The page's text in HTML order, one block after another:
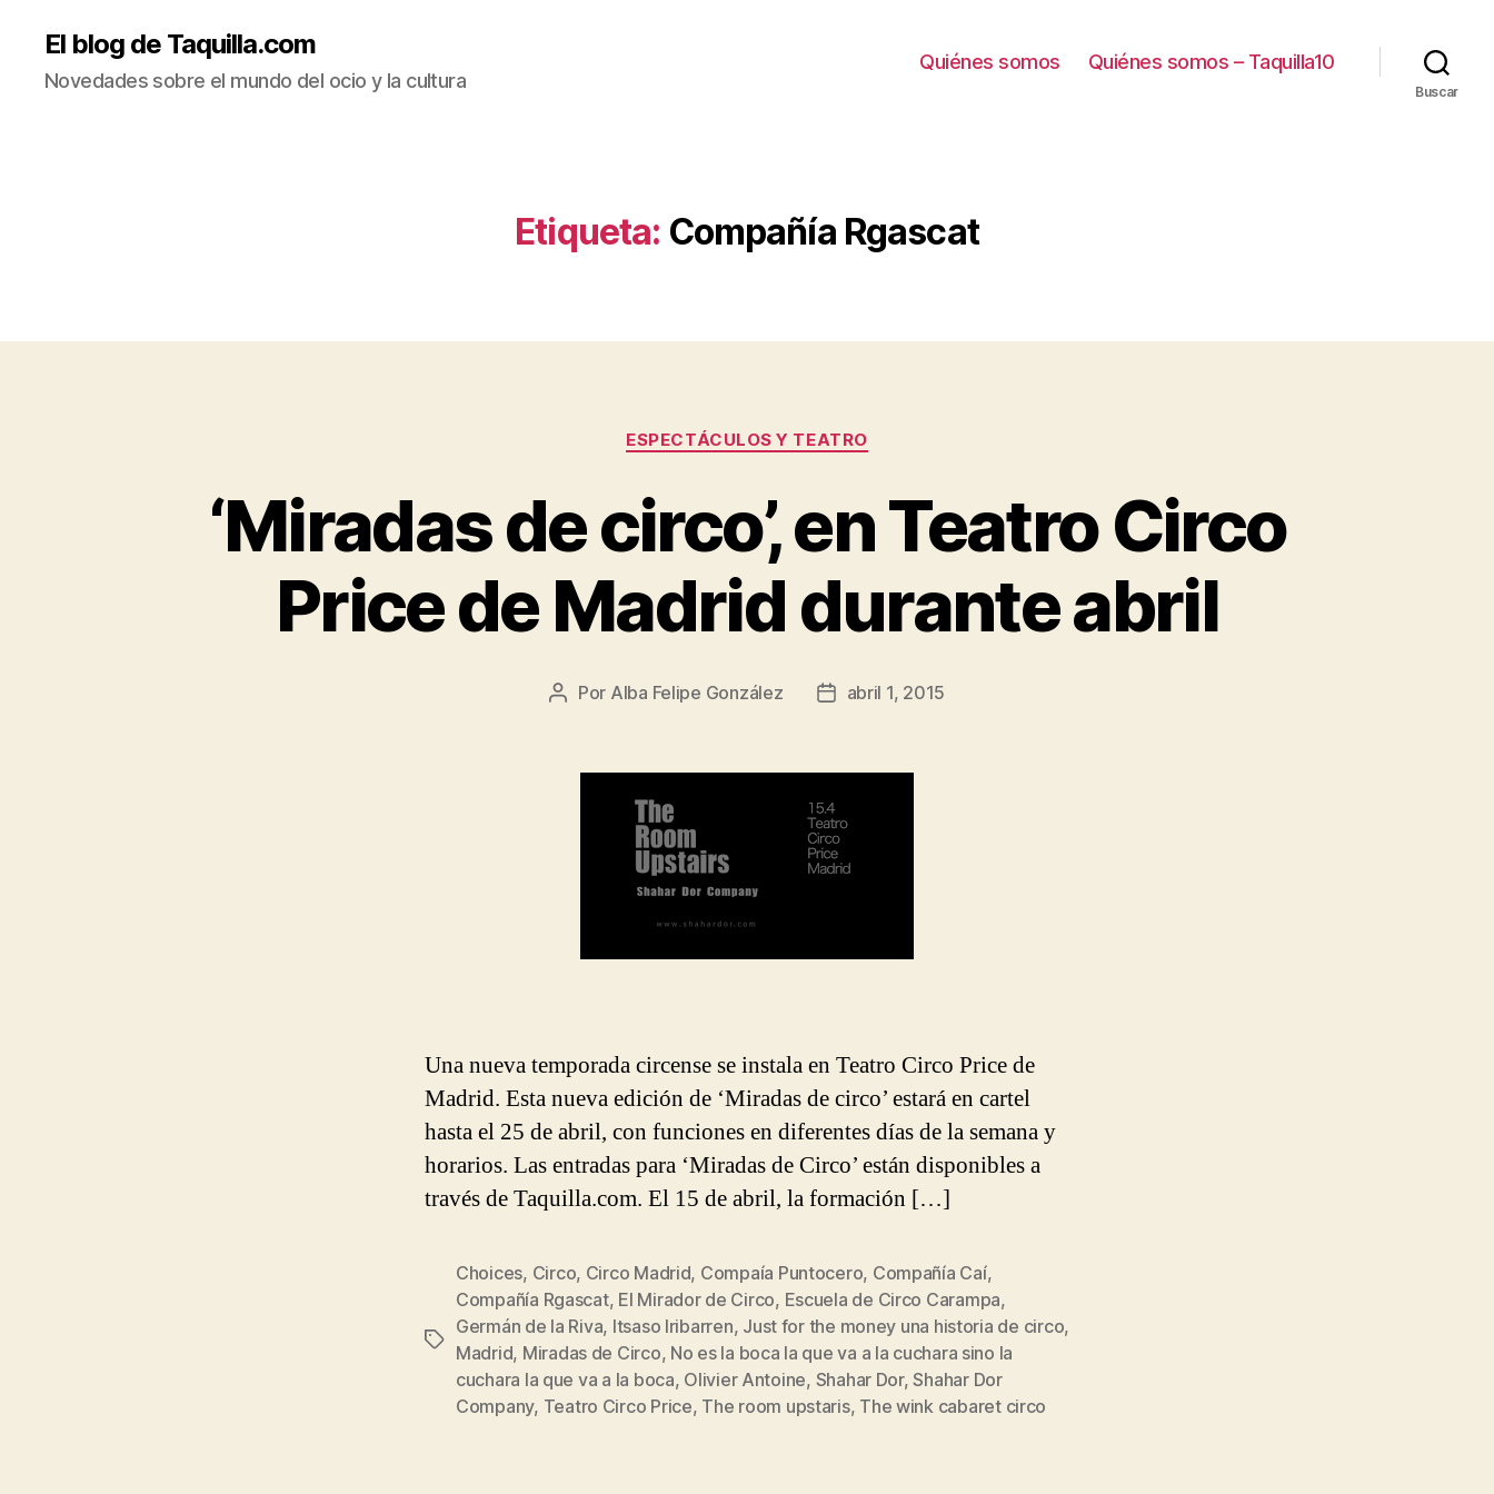
El blog de Taquilla.com
Novedades sobre el mundo del ocio y la cultura
Quiénes somos Quiénes somos – Taquilla10
Buscar
Etiqueta: Compañía Rgascat
Categorías
ESPECTÁCULOS Y TEATRO
‘Miradas de circo’, en Teatro Circo
Price de Madrid durante abril
Autor
entrada
Por Alba Felipe González
Fecha
entrada
abril 1, 2015
Una nueva temporada circense se instala en Teatro Circo Price de
Madrid. Esta nueva edición de ‘Miradas de circo’ estará en cartel
hasta el 25 de abril, con funciones en diferentes días de la semana y
horarios. Las entradas para ‘Miradas de Circo’ están disponibles a
través de Taquilla.com. El 15 de abril, la formación […]
Etiquetas
Choices, Circo, Circo Madrid, Compaía Puntocero, Compañía Caí,
Compañía Rgascat, El Mirador de Circo, Escuela de Circo Carampa,
Germán de la Riva, Itsaso Iribarren, Just for the money una historia de circo,
Madrid, Miradas de Circo, No es la boca la que va a la cuchara sino la
cuchara la que va a la boca, Olivier Antoine, Shahar Dor,Shahar Dor
Company, Teatro Circo Price, The room upstaris, The wink cabaret circo